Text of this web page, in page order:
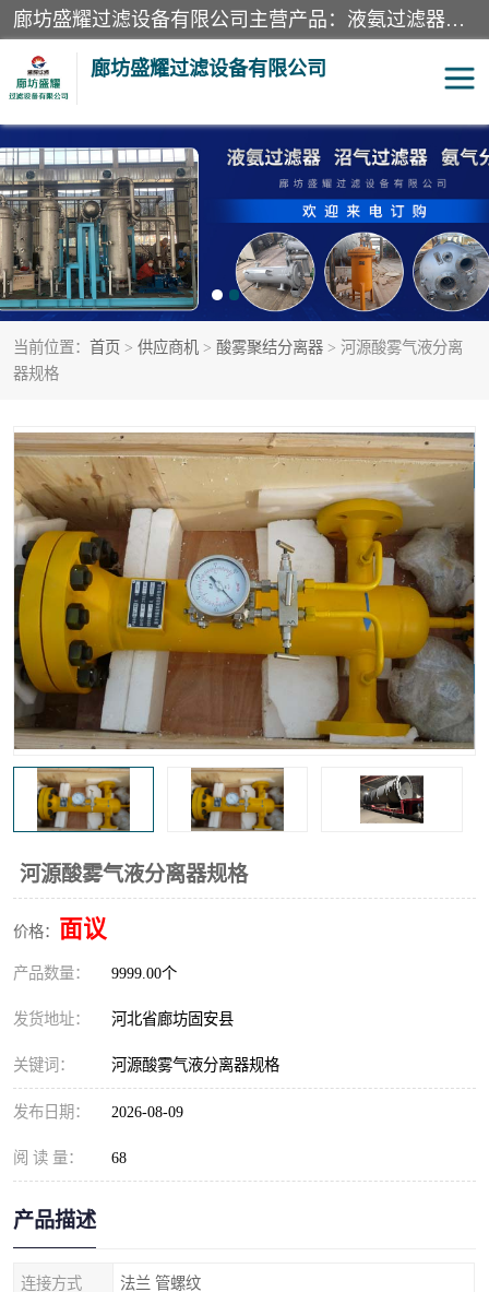
廊坊盛耀过滤设备有限公司主营产品：液氨过滤器、沼气过滤器、氨气分离器、二氧化碳过滤器、过滤器、液氨氨气过滤器、天然气过滤器、管道过滤器、*过滤器、液氨除油除水过滤器、氨气除油除水过滤器、焦炉煤气除焦油过滤器等。
廊坊盛耀过滤设备有限公司
当前位置： 首页 > 供应商机 > 酸雾聚结分离器 > 河源酸雾气液分离
器规格
河源酸雾气液分离器规格
价格： 面议
产品数量： 9999.00个
发货地址： 河北省廊坊固安县
关键词： 河源酸雾气液分离器规格
发布日期： 2026-08-09
阅 读 量： 68
产品描述
连接方式 法兰 管螺纹
二氧化碳过滤器 过滤器
液氨氨气过滤器 沼气过滤器
天然气过滤器 管道过滤器
甲醇过滤器 液氨除油除水过滤器
硝酸尾气分离器 酸雾聚结分离器
高炉煤气过滤器 替代进口过滤器
化工盐酸气聚结器 耐腐蚀除雾器滤芯